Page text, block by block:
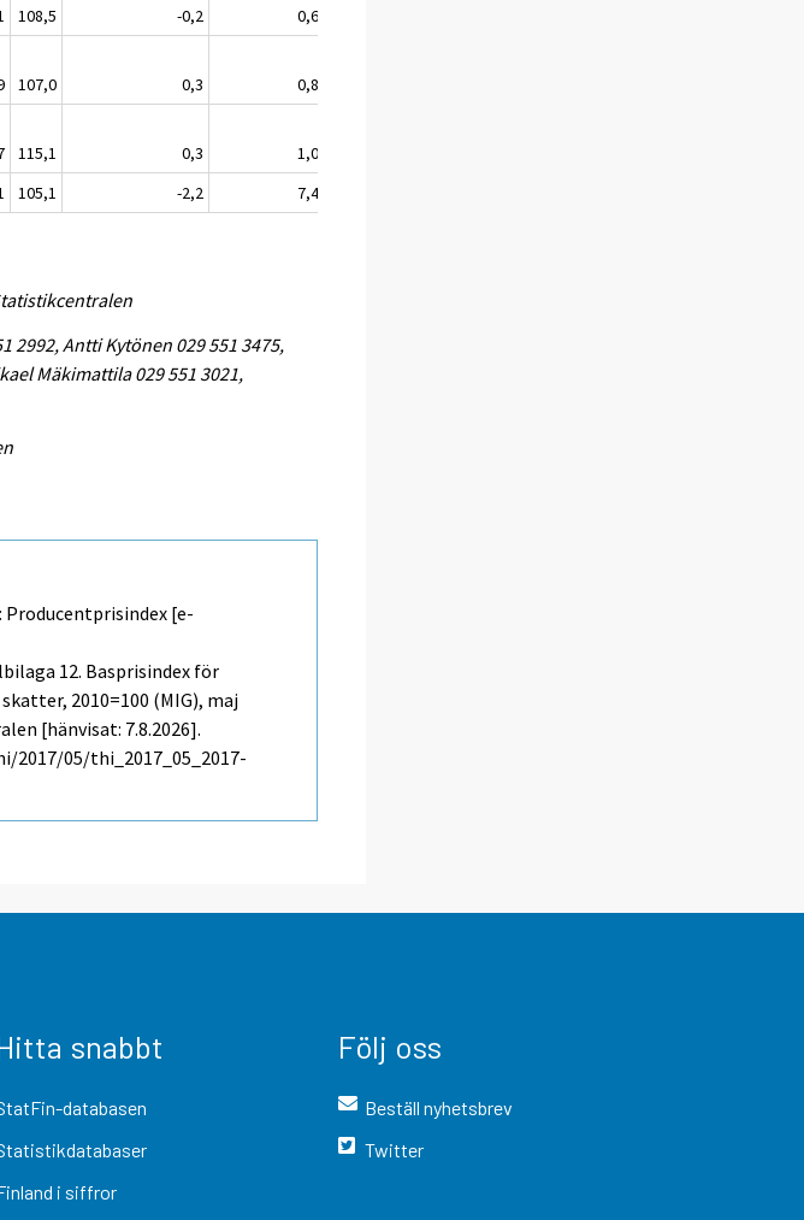
108,5 -0,2
0,6
107,0 0,3
0,8
115,1 0,3
1,0
105,1 -2,2 7,4
2992, Antti Kytönen 029 551 3475,
Mäkimattila 029 551 3021,
[e-
12. Basprisindex för
2010=100 (MIG), maj
[hänvisat: 7.8.2026].
05/thi_2017_05_2017-
snabbt
databasen
i siffror
Följ oss
Beställ nyhetsbrev
Twitter